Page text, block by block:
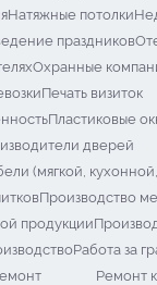
Натяжные потолки
праздников
Охранные
Печать визиток
Пластиковые
дверей
(мягкой,
Производство
продукции
Работа за
Ремонт